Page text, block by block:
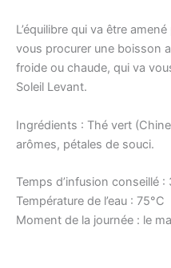
L’équilibre qui va être
vous procurer une boisson
froide ou chaude, qui va
Soleil Levant.
Ingrédients : Thé vert
arômes, pétales de souci.
Temps d’infusion conseillé :
Température de l’eau : 75°C
Moment de la journée : le